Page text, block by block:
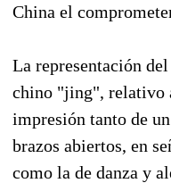
China el
La representación
chino "jing", relativo
impresión tanto de
brazos abiertos, en
como la de danza y